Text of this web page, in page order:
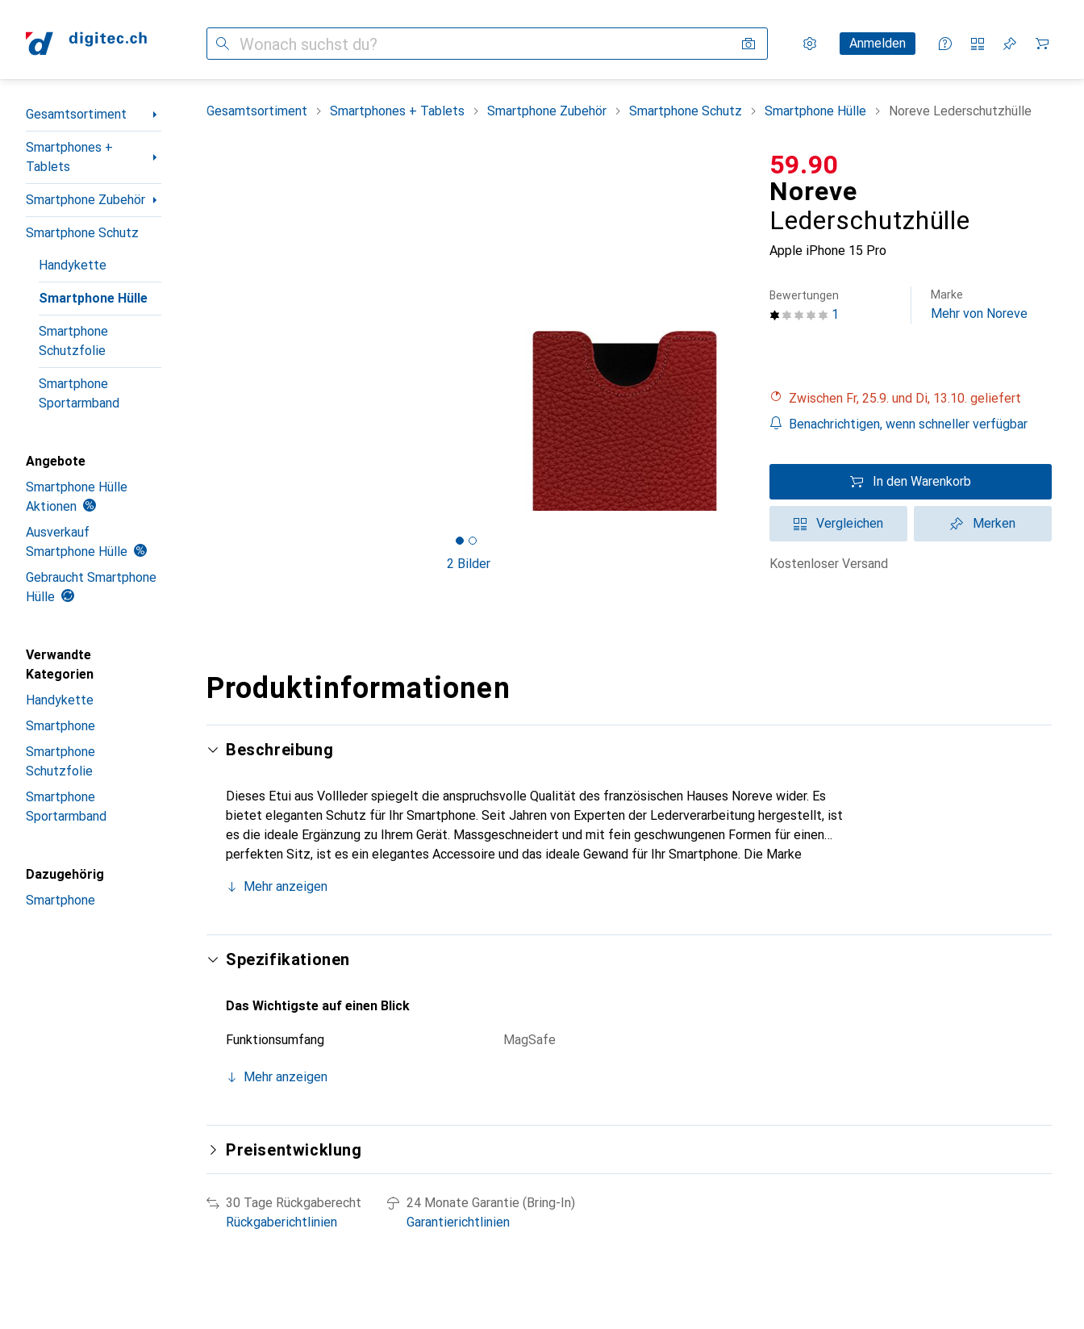
Suche Einstellungen
KundenkontoAnmelden
Vergleichslisten
Merklisten
Warenkorb
Navigation nach Kategorien
Gesamtsortiment
Smartphones +
Tablets
Smartphone Zubehör
Smartphone Schutz
Handykette
Smartphone Hülle
Smartphone
Schutzfolie
Smartphone
Sportarmband
Angebote
Smartphone Hülle
Aktionen
Ausverkauf
Smartphone Hülle
Gebraucht Smartphone
Hülle
Verwandte
Kategorien
Handykette
Smartphone
Smartphone
Schutzfolie
Smartphone
Sportarmband
Dazugehörig
Smartphone
Gesamtsortiment Smartphones + Tablets Smartphone Zubehör Smartphone Schutz Smartphone Hülle Noreve Lederschutzhülle
2 Bilder
Noreve
Lederschutzhülle
Apple iPhone 15 Pro
CHF
59.90
1
Bewertungen Marke
Mehr von Noreve
Zwischen Fr, 25.9. und Di, 13.10. geliefert
Benachrichtigen, wenn schneller verfügbar
In den Warenkorb
Vergleichen Merken
kostenloser Versand
Produktinformationen
Beschreibung
Dieses Etui aus Vollleder spiegelt die anspruchsvolle Qualität des französischen Hauses Noreve wider. Es
bietet eleganten Schutz für Ihr Smartphone. Seit Jahren von Experten der Lederverarbeitung hergestellt, ist
es die ideale Ergänzung zu Ihrem Gerät. Massgeschneidert und mit fein geschwungenen Formen für einen
perfekten Sitz, ist es ein elegantes Accessoire und das ideale Gewand für Ihr Smartphone. Die Marke
anspruchsvollen Kunden.
Mehr anzeigen
Spezifikationen
Das Wichtigste auf einen Blick
Funktionsumfang MagSafe
Mehr anzeigen
Preisentwicklung
30 Tage Rückgaberecht
Rückgaberichtlinien
24 Monate Garantie (Bring-In)
Garantierichtlinien